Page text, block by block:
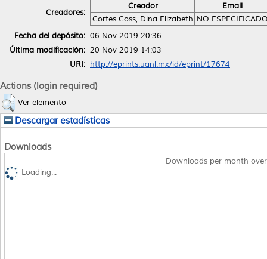
Creadores:
Creador
Email
Cortes Coss, Dina Elizabeth NO
Fecha del depósito: 06 Nov 2019 20:36
Última modificación: 20 Nov 2019 14:03
URI: http://eprints.uanl.mx/id/eprint/17674
Actions (login required)
Ver elemento
Descargar estadísticas
Downloads
Downloads per month
Loading...